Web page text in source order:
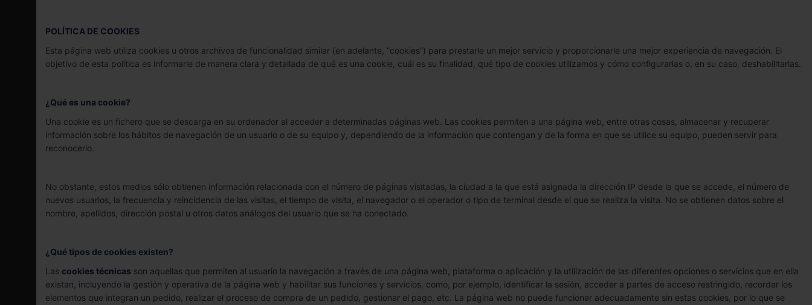
POLÍTICA DE COOKIES
Esta página web utiliza cookies u otros archivos de funcionalidad similar (en adelante, “cookies”) para prestarle un mejor servicio y proporcionarle una mejor experiencia de navegación. El
objetivo de esta política es informarle de manera clara y detallada de qué es una cookie, cuál es su finalidad, qué tipo de cookies utilizamos y cómo configurarlas o, en su caso, deshabilitarlas.
¿Qué es una cookie?
Una cookie es un fichero que se descarga en su ordenador al acceder a determinadas páginas web. Las cookies permiten a una página web, entre otras cosas, almacenar y recuperar
información sobre los hábitos de navegación de un usuario o de su equipo y, dependiendo de la información que contengan y de la forma en que se utilice su equipo, pueden servir para
reconocerlo.
No obstante, estos medios sólo obtienen información relacionada con el número de páginas visitadas, la ciudad a la que está asignada la dirección IP desde la que se accede, el número de
nuevos usuarios, la frecuencia y reincidencia de las visitas, el tiempo de visita, el navegador o el operador o tipo de terminal desde el que se realiza la visita. No se obtienen datos sobre el
nombre, apellidos, dirección postal u otros datos análogos del usuario que se ha conectado.
¿Qué tipos de cookies existen?
Las cookies técnicas son aquellas que permiten al usuario la navegación a través de una página web, plataforma o aplicación y la utilización de las diferentes opciones o servicios que en ella
existan, incluyendo la gestión y operativa de la página web y habilitar sus funciones y servicios, como, por ejemplo, identificar la sesión, acceder a partes de acceso restringido, recordar los
elementos que integran un pedido, realizar el proceso de compra de un pedido, gestionar el pago, etc. La página web no puede funcionar adecuadamente sin estas cookies, por lo que se